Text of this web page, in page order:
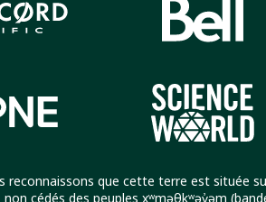
reconnaissons que cette terre est située
non cédés des peuples xʷməθkʷəy̓əm (